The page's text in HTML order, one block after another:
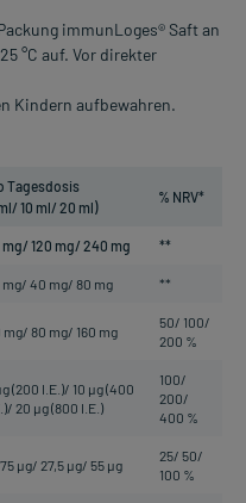
immunLoges® Saft an
°C auf. Vor direkter
Kindern aufbewahren.
Tagesdosis
10 ml/ 20 ml)
% NRV*
mg/ 120 mg/ 240 mg **
mg/ 40 mg/ 80 mg **
mg/ 80 mg/ 160 mg
50/ 100/
200 %
(200 I.E.)/ 10 µg (400
20 µg (800 I.E.)
100/
200/
400 %
µg/ 27,5 µg/ 55 µg
25/ 50/
100 %